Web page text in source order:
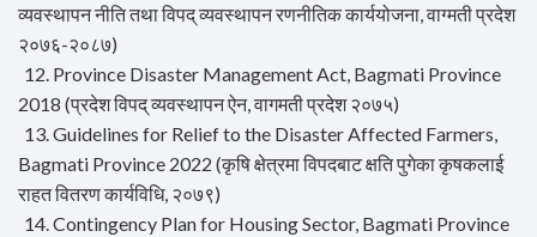
व्यवस्थापन नीति तथा विपद् व्यवस्थापन रणनीतिक कार्ययोजना, वाग्मती प्रदेश
२०७६-२०८७)
12. Province Disaster Management Act, Bagmati Province
2018 (प्रदेश विपद् व्यवस्थापन ऐन, वागमती प्रदेश २०७५)
13. Guidelines for Relief to the Disaster Affected Farmers,
Bagmati Province 2022 (कृषि क्षेत्रमा विपदबाट क्षति पुगेका कृषकलाई
राहत वितरण कार्यविधि, २०७९)
14. Contingency Plan for Housing Sector, Bagmati Province